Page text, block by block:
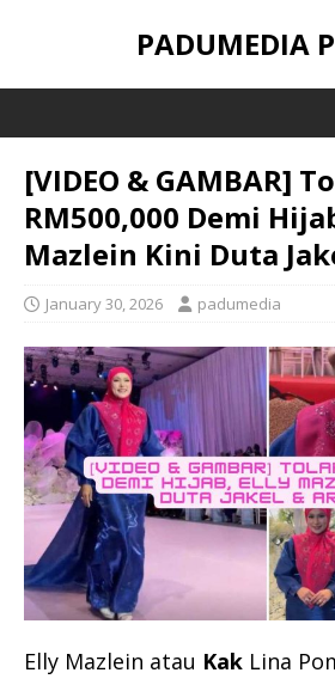
PADUMEDIA
[VIDEO & GAMBAR]
RM500,000 Demi
Mazlein Kini Duta
January 30, 2026 padumedia
Elly Mazlein atau Kak Lina